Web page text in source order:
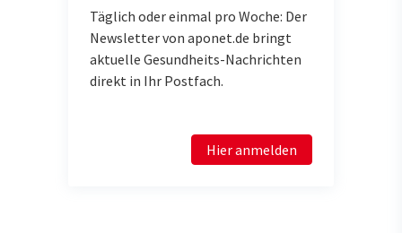
Täglich oder einmal pro Woche: Der
Newsletter von aponet.de bringt
aktuelle Gesundheits-Nachrichten
direkt in Ihr Postfach.
Hier anmelden